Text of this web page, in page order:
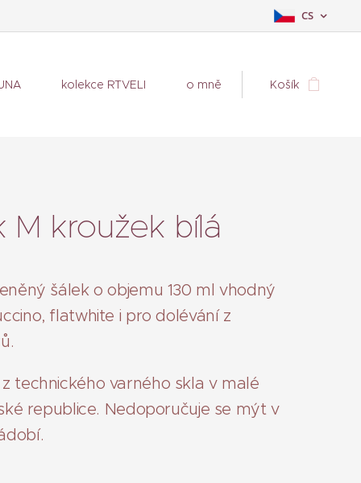
CS
kolekce RTVELI o mně Košík
M kroužek bílá
šálek o objemu 130 ml vhodný
flatwhite i pro dolévání z
technického varného skla v malé
republice. Nedoporučuje se mýt v